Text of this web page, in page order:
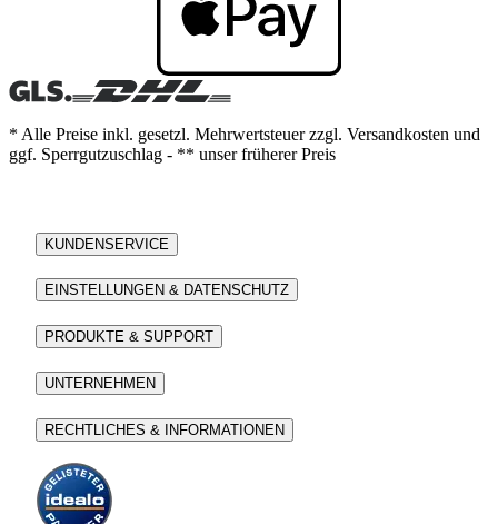
* Alle Preise inkl. gesetzl. Mehrwertsteuer zzgl. Versandkosten und
ggf. Sperrgutzuschlag - ** unser früherer Preis
KUNDENSERVICE
EINSTELLUNGEN & DATENSCHUTZ
PRODUKTE & SUPPORT
UNTERNEHMEN
RECHTLICHES & INFORMATIONEN